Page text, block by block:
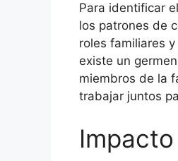
Para identificar
los patrones de
roles familiares
existe un
miembros de la
trabajar juntos